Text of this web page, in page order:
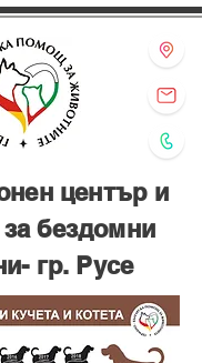
център и
бездомни
гр. Русе